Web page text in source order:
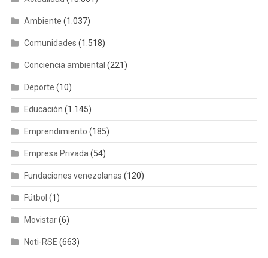
Ambiente (1.037)
Comunidades (1.518)
Conciencia ambiental (221)
Deporte (10)
Educación (1.145)
Emprendimiento (185)
Empresa Privada (54)
Fundaciones venezolanas (120)
Fútbol (1)
Movistar(6)
Noti-RSE (663)